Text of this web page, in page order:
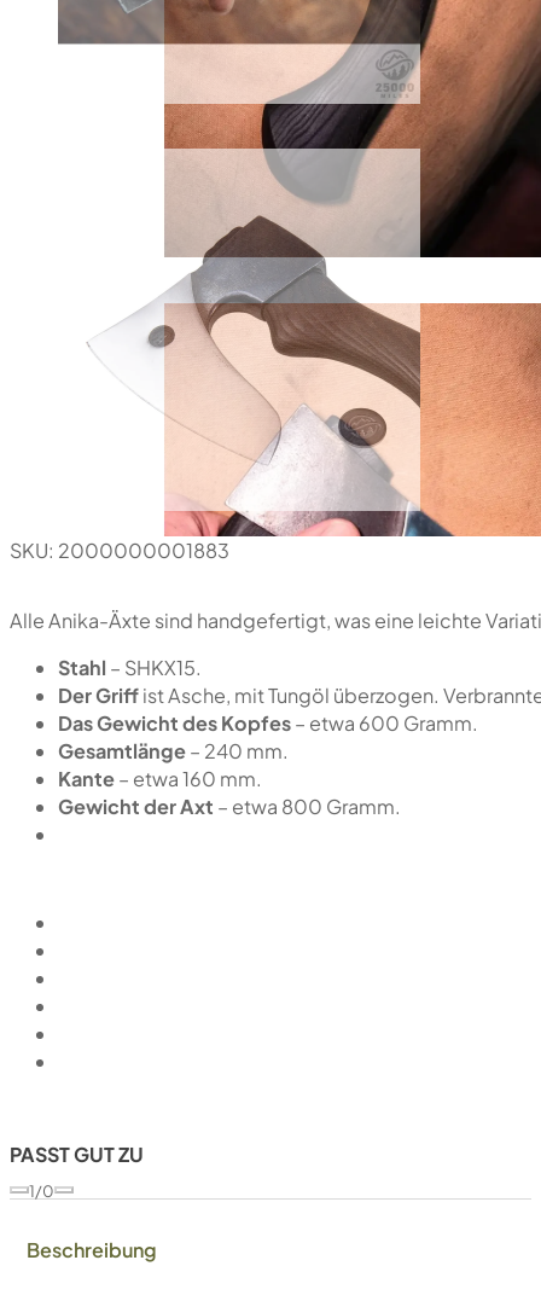
Alle Anika-Äxte sind handgefertigt, was eine leichte
Stahl – SHKX15.
Der Griffist Asche, mit Tungöl überzogen.
Das Gewicht des Kopfes– etwa 600 Gramm.
Gesamtlänge– 240 mm.
Kante– etwa 160 mm.
Gewicht der Axt – etwa 800 Gramm.
SKU: 2000000001883
PASST GUT ZU
1/0
Beschreibung